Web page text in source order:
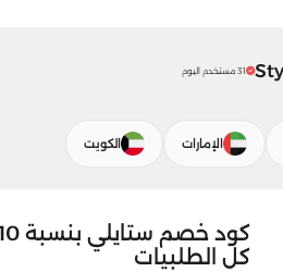
31 مستخدم اليوم
الإمارات الكويت
كل الطلبيات